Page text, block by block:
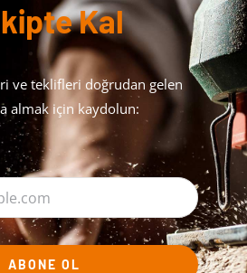
Kal
ve teklifleri doğrudan gelen
almak için kaydolun:
ABONE OL